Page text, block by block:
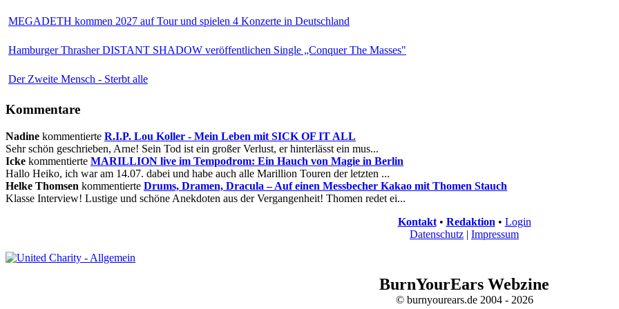
MEGADETH kommen 2027 auf Tour und spielen 4 Konzerte in Deutschland
Hamburger Thrasher DISTANT SHADOW veröffentlichen Single „Conquer The Masses"
Der Zweite Mensch - Sterbt alle
Kommentare
Nadine kommentierte R.I.P. Lou Koller - Mein Leben mit SICK OF IT ALL
Sehr schön geschrieben, Arne! Sein Tod ist ein großer Verlust, er hinterlässt ein mus...
Icke kommentierte MARILLION live im Tempodrom: Ein Hauch von Magie in Berlin
Hallo Heiko, ich war am 14.07. dabei und habe auch alle Marillion Touren der letzten ...
Helke Thomsen kommentierte Drums, Dramen, Dracula – Auf einen Messbecher Kakao mit Thomen Stauch
Klasse Interview! Lustige und schöne Anekdoten aus der Vergangenheit! Thomen redet ei...
Kontakt• Redaktion • Login
Datenschutz | Impressum
BurnYourEars Webzine
© burnyourears.de 2004 - 2026